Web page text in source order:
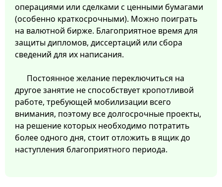
операциями или сделками с ценными бумагами
(особенно краткосрочными). Можно поиграть
на валютной бирже. Благоприятное время для
защиты дипломов, диссертаций или сбора
сведений для их написания.
Постоянное желание переключиться на
другое занятие не способствует кропотливой
работе, требующей мобилизации всего
внимания, поэтому все долгосрочные проекты,
на решение которых необходимо потратить
более одного дня, стоит отложить в ящик до
наступления благоприятного периода.